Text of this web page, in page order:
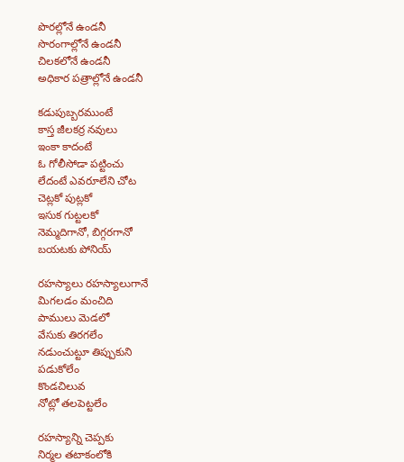
పొరల్లోనే ఉండనీ
సొరంగాల్లోనే ఉండనీ
చిలకలోనే ఉండనీ
అధికార పత్రాల్లోనే ఉండనీ
కడుపుబ్బరముంటే
కాస్త జీలకర్ర నవులు
ఇంకా కాదంటే
ఓ గోలీసోడా పట్టించు
లేదంటే ఎవరూలేని చోట
చెట్లకో పుట్లకో
ఇసుక గుట్టలకో
నెమ్మదిగానో, బిగ్గరగానో
బయటకు పోనియ్
రహస్యాలు రహస్యాలుగానే
మిగలడం మంచిది
పాములు మెడలో
వేసుకు తిరగలేం
నడుంచుట్టూ తిప్పుకుని
పడుకోలేం
కొండచిలువ
నోట్లో తలపెట్టలేం
రహస్యాన్ని చెప్పకు
నిర్మల తటాకంలోకి